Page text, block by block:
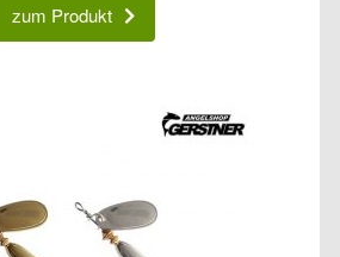
zum Produkt